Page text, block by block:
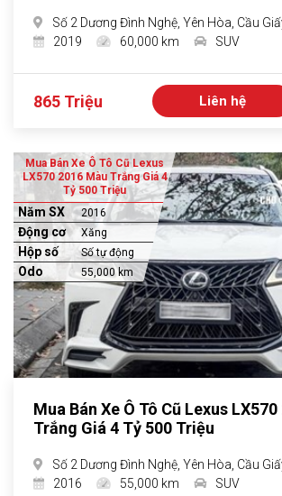
Số 2 Dương Đình Nghệ, Yên Hòa, Cầu
2019
60,000 km SUV
865 Triệu Liên hệ
Mua Bán Xe Ô Tô Cũ Lexus
LX570 2016 Màu Trắng Giá 4
Tỷ 500 Triệu
Năm SX 2016
Động cơ Xăng
Hộp số Số tự động
Odo 55,000 km
Mua Bán Xe Ô Tô Cũ Lexus
Trắng Giá 4 Tỷ 500 Triệu
Số 2 Dương Đình Nghệ, Yên Hòa, Cầu
2016
55,000 km SUV